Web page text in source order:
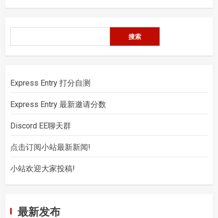
索
搜索
Express Entry 打分自测
Express Entry 最新邀请分数
Discord EE聊天群
点击订阅小站最新新闻!
小站欢迎大家投稿!
最新发布